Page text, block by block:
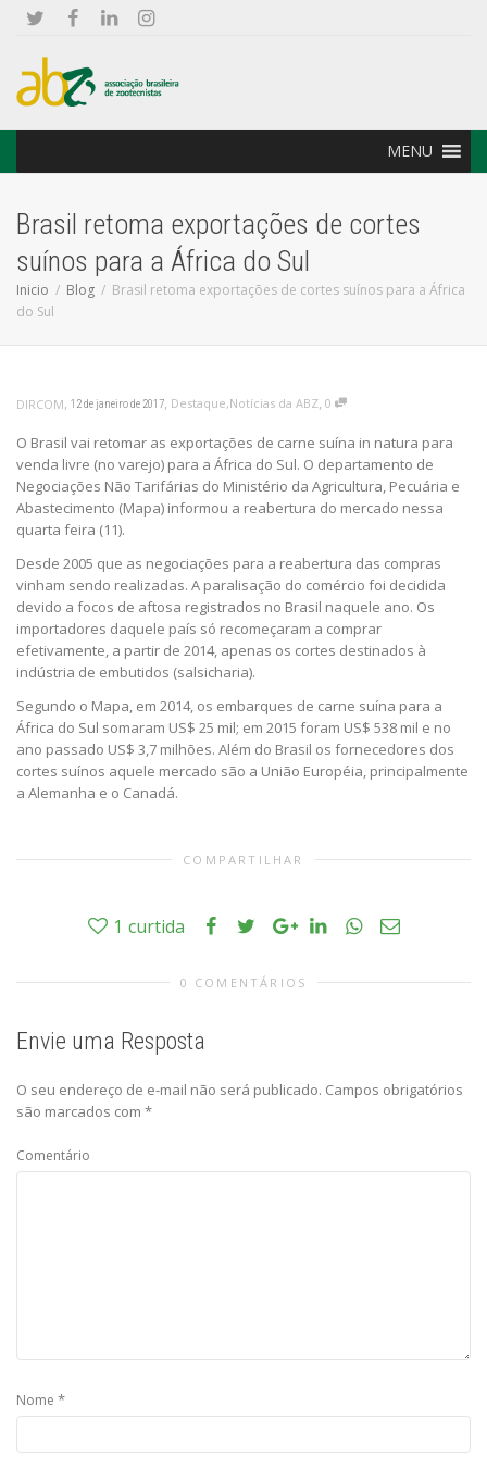
MENU
Brasil retoma exportações de cortes
suínos para a África do Sul
Inicio Blog
Brasil retoma exportações de cortes suínos para a África
do Sul
DIRCOM, 12 de janeiro de 2017, Destaque,Notícias da ABZ, 0
O Brasil vai retomar as exportações de carne suína in natura para
venda livre (no varejo) para a África do Sul. O departamento de
Negociações Não Tarifárias do Ministério da Agricultura, Pecuária e
Abastecimento (Mapa) informou a reabertura do mercado nessa
quarta feira (11).
Desde 2005 que as negociações para a reabertura das compras
vinham sendo realizadas. A paralisação do comércio foi decidida
devido a focos de aftosa registrados no Brasil naquele ano. Os
importadores daquele país só recomeçaram a comprar
efetivamente, a partir de 2014, apenas os cortes destinados à
indústria de embutidos (salsicharia).
Segundo o Mapa, em 2014, os embarques de carne suína para a
África do Sul somaram US$ 25 mil; em 2015 foram US$ 538 mil e no
ano passado US$ 3,7 milhões. Além do Brasil os fornecedores dos
cortes suínos aquele mercado são a União Européia, principalmente
a Alemanha e o Canadá.
COMPARTILHAR
1 curtida
0 COMENTÁRIOS
Envie uma Resposta
O seu endereço de e-mail não será publicado. Campos obrigatórios
são marcados com *
Comentário
Nome *